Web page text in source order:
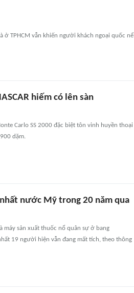
ở TPHCM vẫn khiến người khách ngoại quốc nể
hiếm có lên sàn
Carlo SS 2000 đặc biệt tôn vinh huyền thoại
dặm.
nước Mỹ trong 20 năm qua
sản xuất thuốc nổ quân sự ở bang
19 người hiện vẫn đang mất tích, theo thông